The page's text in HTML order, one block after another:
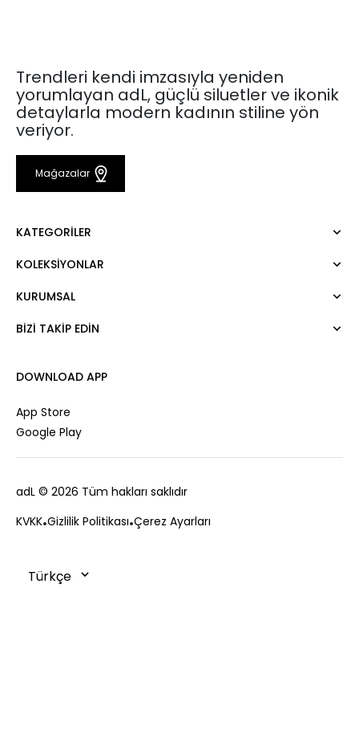
Trendleri kendi imzasıyla yeniden
yorumlayan adL, güçlü siluetler ve ikonik
detaylarla modern kadının stiline yön
veriyor.
Mağazalar
KATEGORILER
Elbise
Pantolon
Hırka
Yelek
KOLEKSIYONLAR
Mert Aslan
Night Zoom
KURUMSAL
Hakkımızda
Kariyer
Private Card
Mağazalar
Sıkça Sorulan Sorular
Sipariş Takibi
BIZI TAKIP EDIN
0850 215 43 75
DOWNLOAD APP
App Store
Google Play
adL © 2026 Tüm hakları saklıdır
KVKK Gizlilik Politikası Çerez Ayarları